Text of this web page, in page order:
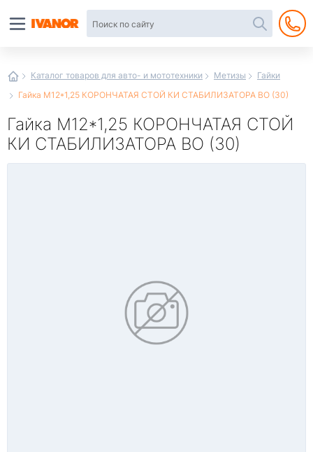
Каталог товаров для авто- и мототехники Метизы
Гайки
Гайка М12*1,25 КОРОНЧАТАЯ СТОЙ КИ СТАБИЛИЗАТОРА ВО (30)
Гайка М12*1,25 КОРОНЧАТАЯ СТОЙ
КИ СТАБИЛИЗАТОРА ВО (30)
интернет-